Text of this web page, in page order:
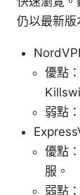
仍以最新版
優點
弱點
優點
服。
弱點